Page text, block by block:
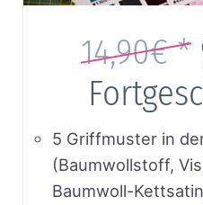
14,90€ *
5 Griffmuster in
(Baumwollstoff,
Baumwoll-